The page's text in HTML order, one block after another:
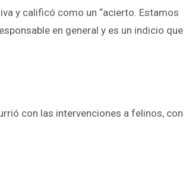
y calificó como un “acierto. Estamos
en general y es un indicio que
con las intervenciones a felinos, con